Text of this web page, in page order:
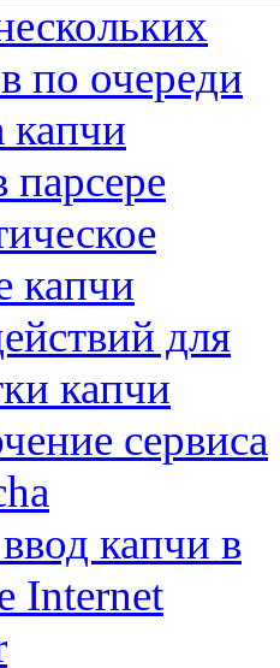
по очереди
капчи
парсере
капчи
для
капчи
сервиса
капчи в
Internet